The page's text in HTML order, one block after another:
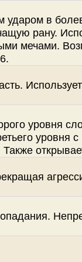
в
рану.
мечами.
уровня
уровня